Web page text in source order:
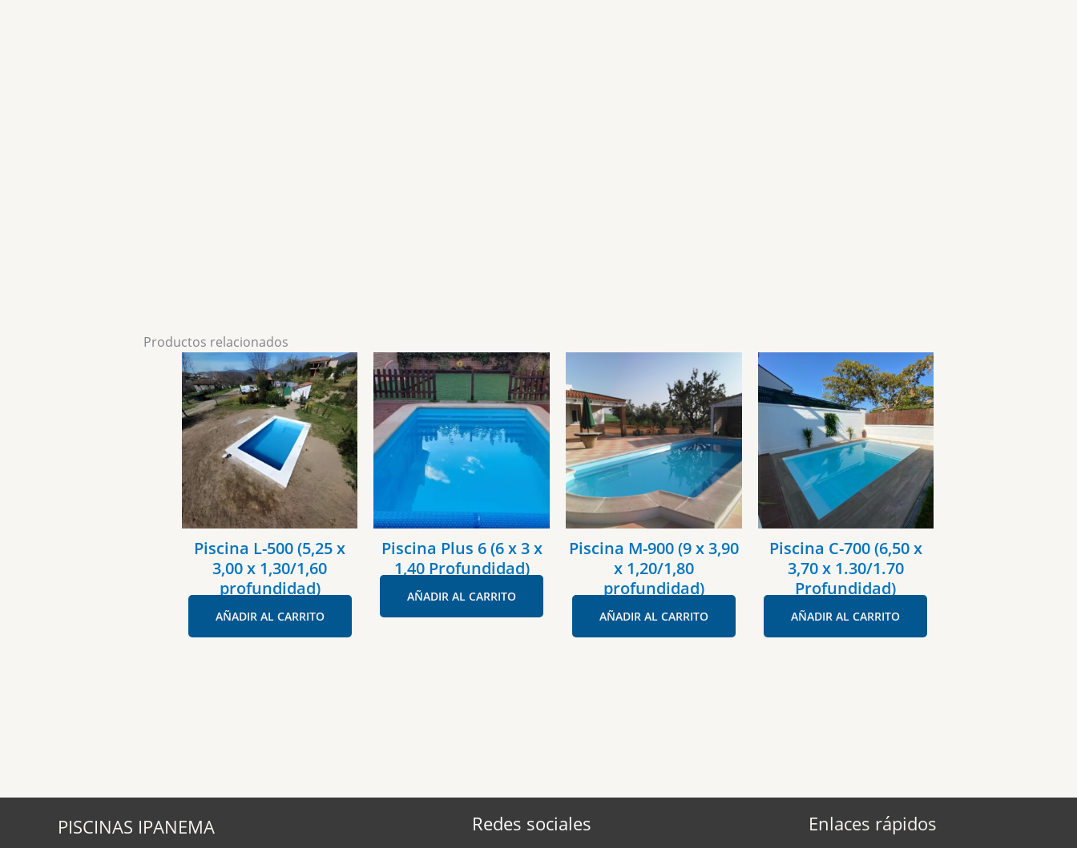
Productos relacionados
Piscina L-500 (5,25 x
3,00 x 1,30/1,60
profundidad)
AÑADIR AL CARRITO
Piscina Plus 6 (6 x 3 x
1,40 Profundidad)
AÑADIR AL CARRITO
Piscina M-900 (9 x 3,90
x 1,20/1,80
profundidad)
AÑADIR AL CARRITO
Piscina C-700 (6,50 x
3,70 x 1.30/1.70
Profundidad)
AÑADIR AL CARRITO
PISCINAS IPANEMA Redes sociales Enlaces rápidos